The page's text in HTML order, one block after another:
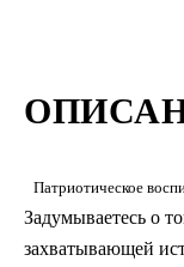
Патриотическое
Задумываетесь о
захватывающей